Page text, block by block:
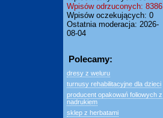
Wpisów odrzuconych: 8386
Wpisów oczekujących: 0
Ostatnia moderacja: 2026-
08-04
Polecamy:
dresy z weluru
turnusy rehabilitacyjne dla dzieci
producent opakowań foliowych z
nadrukiem
sklep z herbatami